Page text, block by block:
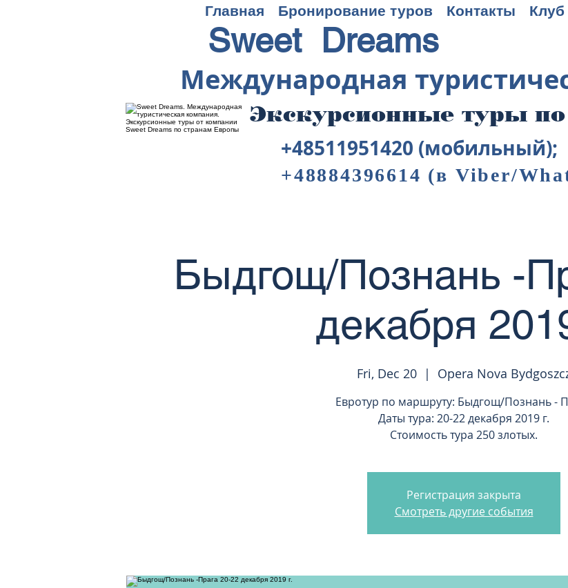
Главная Бронирование туров Контакты
Sweet Dreams
Международная
+48511951420 (мобильный);
+48884396614 (в Viber/
Экскурсионные туры
Быдгощ/Познань -
декабря
Fri, Dec 20
  |
Opera Nova
Евротур по маршруту: Быдгощ/Познань -
Даты тура: 20-22 декабря 2019 г.
Стоимость тура 250 злотых.
Регистрация закрыта
Смотреть другие события